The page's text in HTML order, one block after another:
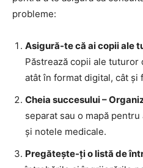
probleme:
Asigură-te că ai copii ale
Păstrează copii ale
atât în format digital, cât și
Cheia succesului –
separat sau o mapă
și notele medicale.
Pregătește-ți o listă de